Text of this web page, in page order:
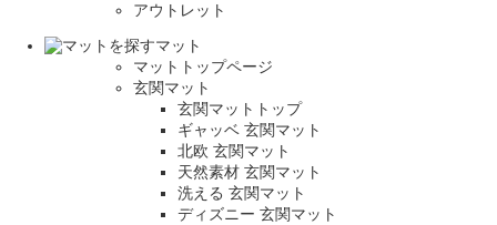
アウトレット
マット
マットトップページ
玄関マット
玄関マットトップ
ギャッベ 玄関マット
北欧 玄関マット
天然素材 玄関マット
洗える 玄関マット
ディズニー 玄関マット